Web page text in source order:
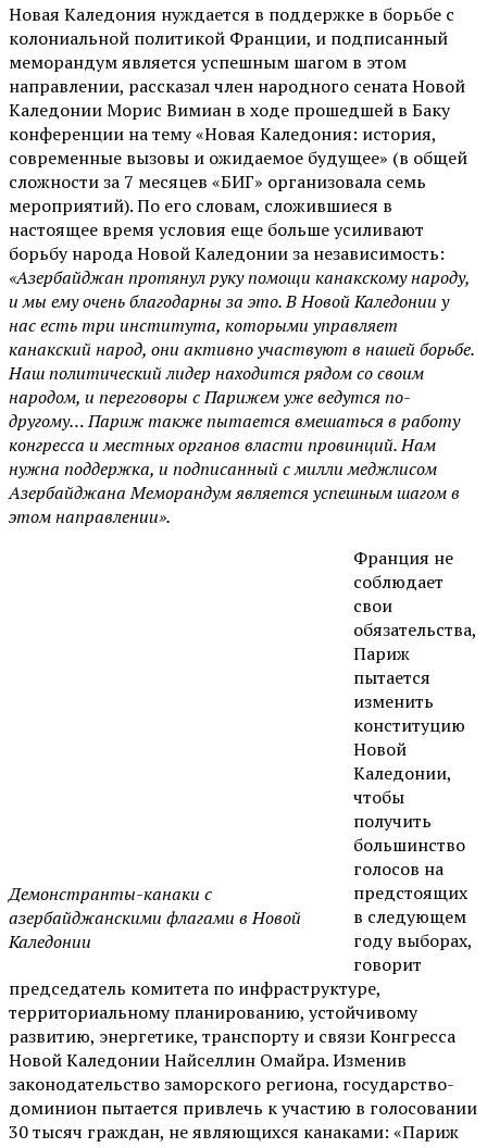
Новая Каледония нуждается в поддержке в борьбе с
колониальной политикой Франции, и подписанный
меморандум является успешным шагом в этом
направлении, рассказал член народного сената Новой
Каледонии Морис Вимиан в ходе прошедшей в Баку
конференции на тему «Новая Каледония: история,
современные вызовы и ожидаемое будущее» (в общей
сложности за 7 месяцев «БИГ» организовала семь
мероприятий). По его словам, сложившиеся в
настоящее время условия еще больше усиливают
борьбу народа Новой Каледонии за независимость:
«Азербайджан протянул руку помощи канакскому народу,
и мы ему очень благодарны за это. В Новой Каледонии у
нас есть три института, которыми управляет
канакский народ, они активно участвуют в нашей борьбе.
Наш политический лидер находится рядом со своим
народом, и переговоры с Парижем уже ведутся по-
другому… Париж также пытается вмешаться в работу
конгресса и местных органов власти провинций. Нам
нужна поддержка, и подписанный с милли меджлисом
Азербайджана Меморандум является успешным шагом в
этом направлении».
Демонстранты-канаки с
азербайджанскими флагами в Новой
Каледонии
Франция не
соблюдает
свои
обязательства,
Париж
пытается
изменить
конституцию
Новой
Каледонии,
чтобы
получить
большинство
голосов на
предстоящих
в следующем
году выборах,
говорит
председатель комитета по инфраструктуре,
территориальному планированию, устойчивому
развитию, энергетике, транспорту и связи Конгресса
Новой Каледонии Найселлин Омайра. Изменив
законодательство заморского региона, государство-
доминион пытается привлечь к участию в голосовании
30 тысяч граждан, не являющихся канаками: «Париж